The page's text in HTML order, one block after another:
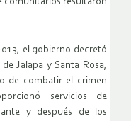
el gobierno decretó
Jalapa y Santa Rosa,
de combatir el crimen
servicios de
y después de los